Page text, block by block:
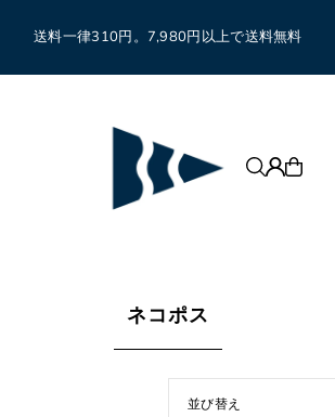
送料一律310円。7,980円以上で送料無料
ネコポス